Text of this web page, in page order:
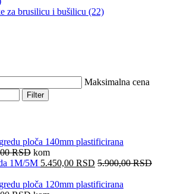
za brusilicu i bušilicu (22)
Maksimalna cena
Filter
ploča 140mm plastificirana
RSD kom
1M/5M 5.450,00 RSD 5.900,00RSD
ploča 120mm plastificirana